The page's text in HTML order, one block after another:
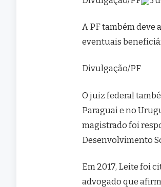
A PF também deve
eventuais
Divulgação/PF
O juiz federal
Paraguai e no
magistrado foi
Desenvolvimento
Em 2017, Leite foi
advogado que